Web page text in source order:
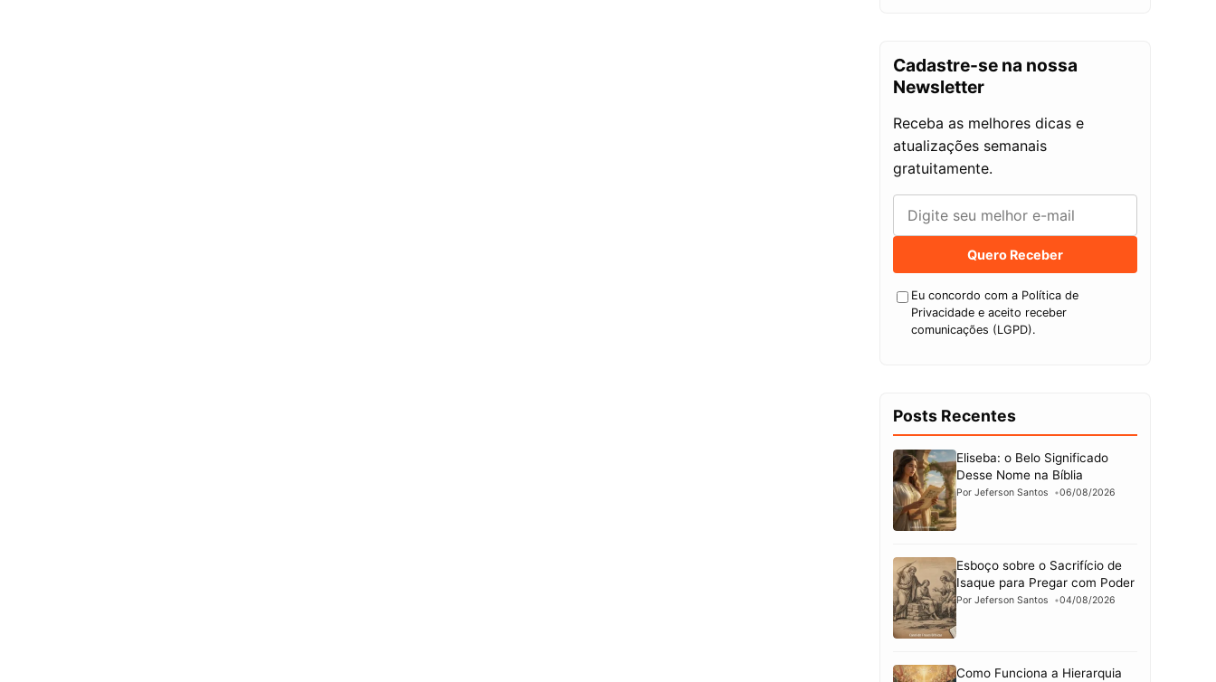
Cadastre-se na nossa
Newsletter
Receba as melhores dicas e
atualizações semanais
gratuitamente.
Quero Receber
Eu concordo com a Política de
Privacidade e aceito receber
comunicações (LGPD).
Posts Recentes
Eliseba: o Belo Significado
Desse Nome na Bíblia
Por Jeferson Santos 06/08/2026
Esboço sobre o Sacrifício de
Isaque para Pregar com Poder
Por Jeferson Santos 04/08/2026
Como Funciona a Hierarquia